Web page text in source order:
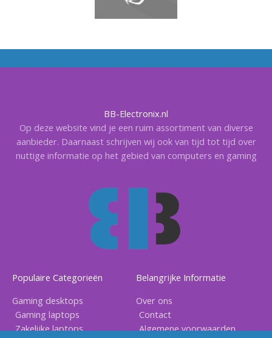
BB-Electronix.nl
Op deze website vind je een ruim assortiment van diverse
aanbieder. Daarnaast schrijven wij ook van tijd tot tijd over
nuttige informatie op het gebied van computers en gaming
Populaire Categorieën
Gaming desktops
Gaming laptops
Zakelijke laptops
Belangrijke Informatie
Over ons
Contact
Algemene voorwaarden